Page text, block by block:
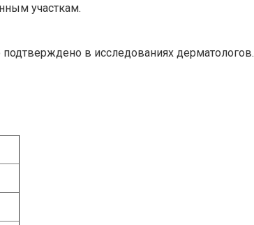
участкам.
в исследованиях дерматологов.